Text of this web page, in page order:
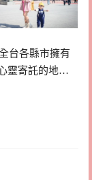
台各縣市擁有
靈寄託的地…